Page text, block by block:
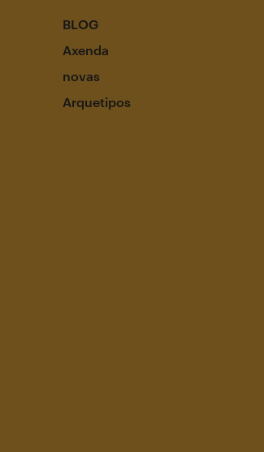
BLOG
Axenda
novas
Arquetipos